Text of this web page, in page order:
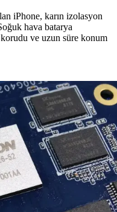
iPhone, karın izolasyon
hava batarya
korudu ve uzun süre konum